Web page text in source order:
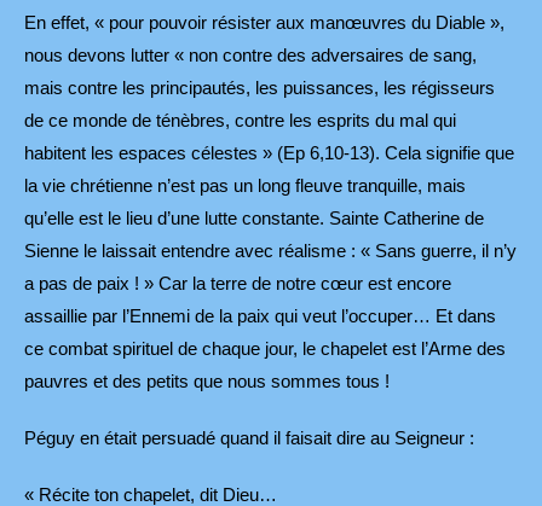
En effet, « pour pouvoir résister aux manœuvres du Diable »,
nous devons lutter « non contre des adversaires de sang,
mais contre les principautés, les puissances, les régisseurs
de ce monde de ténèbres, contre les esprits du mal qui
habitent les espaces célestes » (Ep 6,10-13). Cela signifie que
la vie chrétienne n’est pas un long fleuve tranquille, mais
qu’elle est le lieu d’une lutte constante. Sainte Catherine de
Sienne le laissait entendre avec réalisme : « Sans guerre, il n’y
a pas de paix ! » Car la terre de notre cœur est encore
assaillie par l’Ennemi de la paix qui veut l’occuper… Et dans
ce combat spirituel de chaque jour, le chapelet est l’Arme des
pauvres et des petits que nous sommes tous !
Péguy en était persuadé quand il faisait dire au Seigneur :
« Récite ton chapelet, dit Dieu…